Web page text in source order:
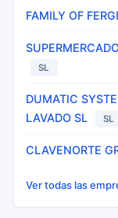
FAMILY OF
SL
DUMATIC
LAVADO SL
SL
CLAVENORTE
Ver todas las